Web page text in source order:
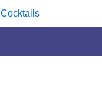
Cocktails